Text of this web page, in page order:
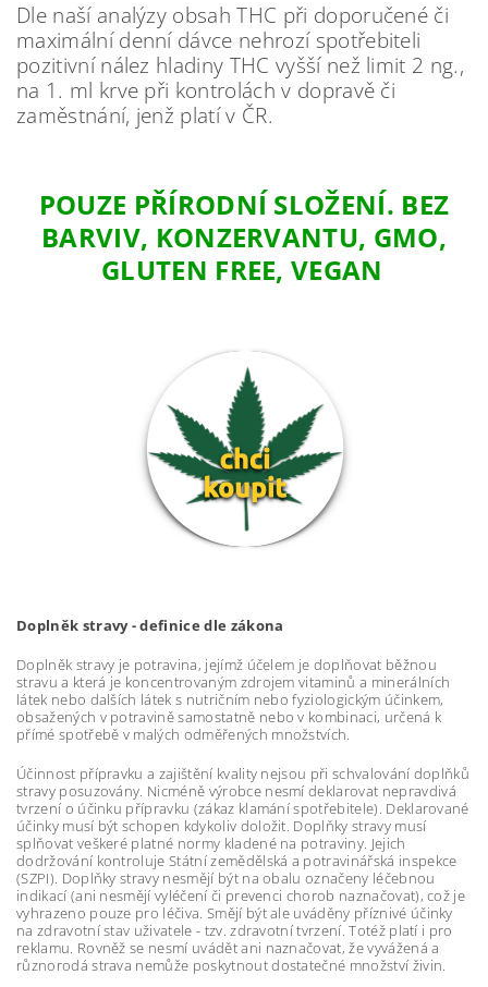
Dle naší analýzy obsah THC při doporučené či
maximální denní dávce nehrozí spotřebiteli
pozitivní nález hladiny THC vyšší než limit 2 ng.,
na 1. ml krve při kontrolách v dopravě či
zaměstnání, jenž platí v ČR.
POUZE PŘÍRODNÍ SLOŽENÍ. BEZ
BARVIV, KONZERVANTU, GMO,
GLUTEN FREE, VEGAN
Doplněk stravy - definice dle zákona
Doplněk stravy je potravina, jejímž účelem je doplňovat běžnou
stravu a která je koncentrovaným zdrojem vitaminů a minerálních
látek nebo dalších látek s nutričním nebo fyziologickým účinkem,
obsažených v potravině samostatně nebo v kombinaci, určená k
přímé spotřebě v malých odměřených množstvích.
Účinnost přípravku a zajištění kvality nejsou při schvalování doplňků
stravy posuzovány. Nicméně výrobce nesmí deklarovat nepravdivá
tvrzení o účinku přípravku (zákaz klamání spotřebitele). Deklarované
účinky musí být schopen kdykoliv doložit. Doplňky stravy musí
splňovat veškeré platné normy kladené na potraviny. Jejich
dodržování kontroluje Státní zemědělská a potravinářská inspekce
(SZPI). Doplňky stravy nesmějí být na obalu označeny léčebnou
indikací (ani nesmějí vyléčení či prevenci chorob naznačovat), což je
vyhrazeno pouze pro léčiva. Smějí být ale uváděny příznivé účinky
na zdravotní stav uživatele - tzv. zdravotní tvrzení. Totéž platí i pro
reklamu. Rovněž se nesmí uvádět ani naznačovat, že vyvážená a
různorodá strava nemůže poskytnout dostatečné množství živin.